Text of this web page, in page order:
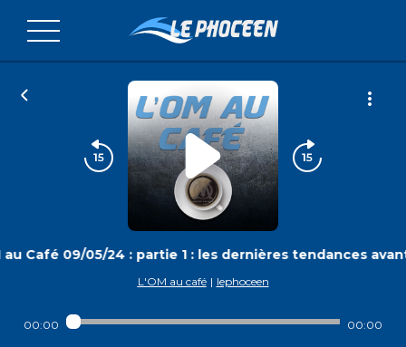
au Café 09/05/24 : partie 1 : les dernières tendances
L'OM au café | lephoceen
00:00 00:00